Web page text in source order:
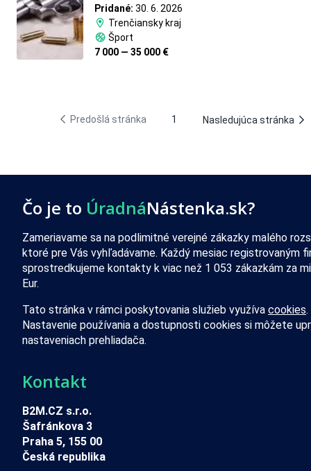
Pridané: 30. 6. 2026
Trenčiansky kraj
Šport
7 000 — 35 000 €
Predošlá stránka 1 Nasledujúca stránka
Čo je to ÚradnáNástenka.sk?
Zameriavame sa na podlimitné verejné zákazky malého
ktoré pre Vás vyhľadávame. Každý mesiac registrovaným
sprostredkujeme kontakty k viac než 1 053 zákazkám za
Eur.
Tato stránka v rámci poskytovania služieb využíva cookies.
Nastavenie používania a dostupnosti cookies si môžete
nastaveniach prehliadača.
Kontakt
B2M.CZ s.r.o.
Šafránkova 3
Praha 5, 155 00
Česká republika